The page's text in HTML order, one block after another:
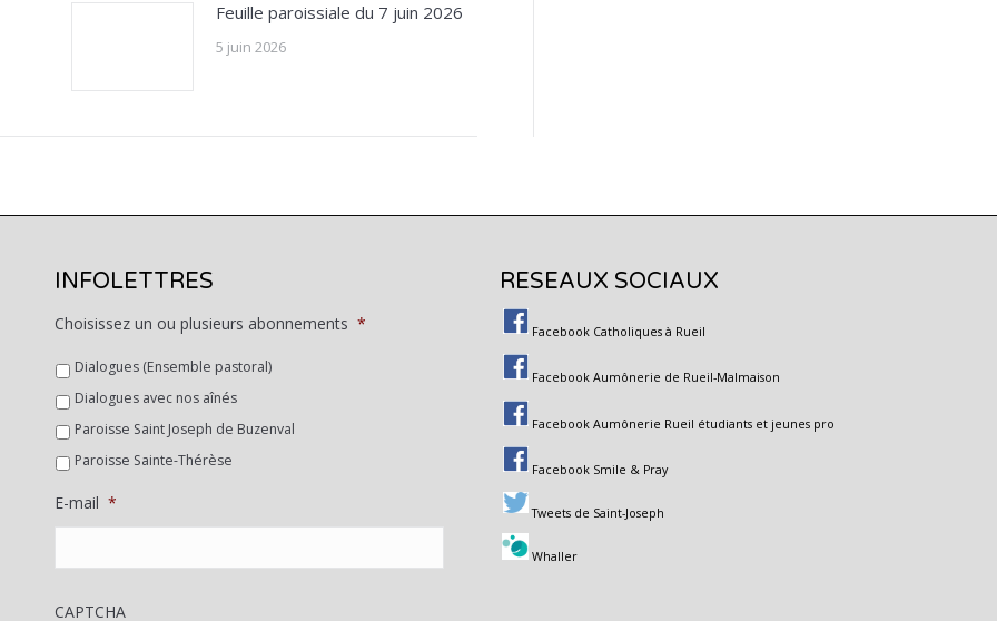
Feuille paroissiale du 7 juin 2026
5 juin 2026
INFOLETTRES
Choisissez un ou plusieurs abonnements *
Dialogues (Ensemble pastoral)
Dialogues avec nos aînés
Paroisse Saint Joseph de Buzenval
Paroisse Sainte-Thérèse
E-mail *
CAPTCHA
RESEAUX SOCIAUX
Facebook Catholiques à Rueil
Facebook Aumônerie de Rueil-Malmaison
Facebook Aumônerie Rueil étudiants et jeunes pro
Facebook Smile & Pray
Tweets de Saint-Joseph
Whaller